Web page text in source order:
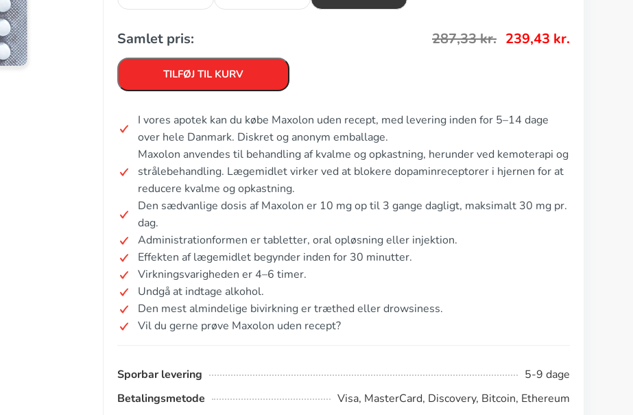
Samlet pris: 287,33kr. 239,43 kr.
TILFØJ TIL KURV
I vores apotek kan du købe Maxolon uden recept, med levering inden for 5–14 dage
over hele Danmark. Diskret og anonym emballage.
Maxolon anvendes til behandling af kvalme og opkastning, herunder ved kemoterapi og
strålebehandling. Lægemidlet virker ved at blokere dopaminreceptorer i hjernen for at
reducere kvalme og opkastning.
Den sædvanlige dosis af Maxolon er 10 mg op til 3 gange dagligt, maksimalt 30 mg pr.
dag.
Administrationformen er tabletter, oral opløsning eller injektion.
Effekten af lægemidlet begynder inden for 30 minutter.
Virkningsvarigheden er 4–6 timer.
Undgå at indtage alkohol.
Den mest almindelige bivirkning er træthed eller drowsiness.
Vil du gerne prøve Maxolon uden recept?
Sporbar levering
5-9 dage
Betalingsmetode
Visa, MasterCard, Discovery, Bitcoin, Ethereum